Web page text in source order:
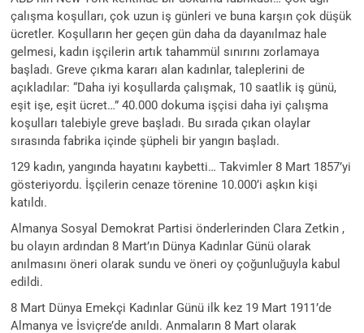
çalışma koşulları, çok uzun iş günleri ve buna karşın çok düşük
ücretler. Koşulların her geçen gün daha da dayanılmaz hale
gelmesi, kadın işçilerin artık tahammül sınırını zorlamaya
başladı. Greve çıkma kararı alan kadınlar, taleplerini de
açıkladılar: “Daha iyi koşullarda çalışmak, 10 saatlik iş günü,
eşit işe, eşit ücret…” 40.000 dokuma işçisi daha iyi çalışma
koşulları talebiyle greve başladı. Bu sırada çıkan olaylar
sırasında fabrika içinde şüpheli bir yangın başladı.
129 kadın, yangında hayatını kaybetti… Takvimler 8 Mart 1857’yi
gösteriyordu. İşçilerin cenaze törenine 10.000’i aşkın kişi
katıldı.
Almanya Sosyal Demokrat Partisi önderlerinden Clara Zetkin ,
bu olayın ardından 8 Mart’ın Dünya Kadınlar Günü olarak
anılmasını öneri olarak sundu ve öneri oy çoğunluğuyla kabul
edildi.
8 Mart Dünya Emekçi Kadınlar Günü ilk kez 19 Mart 1911’de
Almanya ve İsviçre’de anıldı. Anmaların 8 Mart olarak